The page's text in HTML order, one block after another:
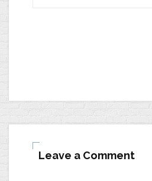
Leave a Comment